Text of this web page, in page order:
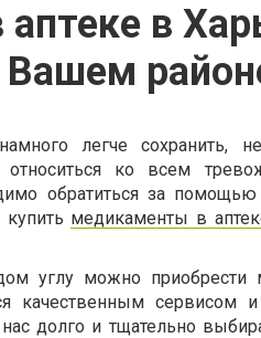
в
Вашем
легче сохранить,
относиться ко всем
обратиться за помощью
медикаменты в
углу можно приобрести
качественным сервисом и
долго и тщательно